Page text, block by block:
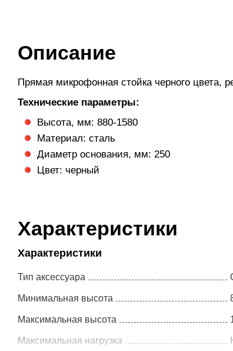
Описание
Прямая микрофонная стойка черного цвета,
Технические параметры:
Высота, мм: 880-1580
Материал: сталь
Диаметр основания, мм: 250
Цвет: черный
Характеристики
Характеристики
Тип аксессуара
Минимальная высота
Максимальная высота
Максимальная нагрузка